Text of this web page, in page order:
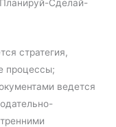
Сделай-
стратегия,
процессы;
ведется